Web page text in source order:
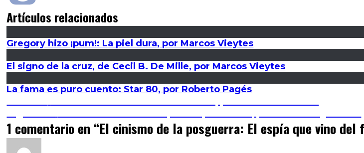
Artículos relacionados
Gregory hizo ¡pum!: La piel dura, por Marcos Vieytes
El signo de la cruz, de Cecil B. De Mille, por Marcos Vieytes
La fama es puro cuento: Star 80, por Roberto Pagés
Navegación
de
entradas
siguiente:
1 comentario en “El cinismo de la posguerra: El espía que vino del